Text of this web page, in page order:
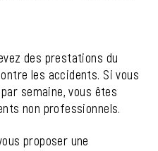
des prestations du
les accidents. Si vous
semaine, vous êtes
non professionnels.
proposer une